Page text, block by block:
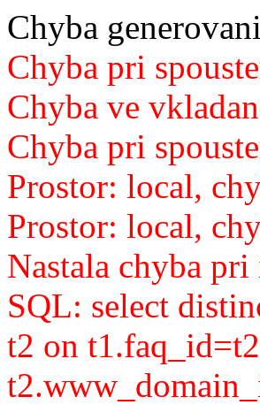
Chyba generovani
Chyba pri
Chyba ve
Chyba pri
Prostor: local,
Prostor: local,
Nastala chyba
SQL: select
t2 on